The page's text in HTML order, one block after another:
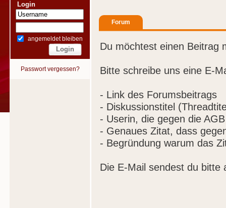
Login
angemeldet bleiben
Passwort vergessen?
Forum
Du möchtest einen Beitrag
Bitte schreibe uns eine E-
- Link des Forumsbeitrags
- Diskussionstitel
- Userin, die gegen die
- Genaues Zitat, dass
- Begründung warum das
Die E-Mail sendest du bitte